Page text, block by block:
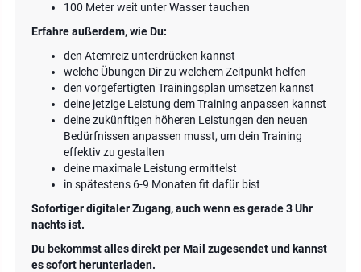
100 Meter weit unter Wasser tauchen
Erfahre außerdem, wie Du:
den Atemreiz unterdrücken kannst
welche Übungen Dir zu welchem Zeitpunkt helfen
den vorgefertigten Trainingsplan umsetzen kannst
deine jetzige Leistung dem Training anpassen kannst
deine zukünftigen höheren Leistungen den neuen
Bedürfnissen anpassen musst, um dein Training
effektiv zu gestalten
deine maximale Leistung ermittelst
in spätestens 6-9 Monaten fit dafür bist
Sofortiger digitaler Zugang, auch wenn es gerade 3 Uhr
nachts ist.
Du bekommst alles direkt per Mail zugesendet und kannst
es sofort herunterladen.